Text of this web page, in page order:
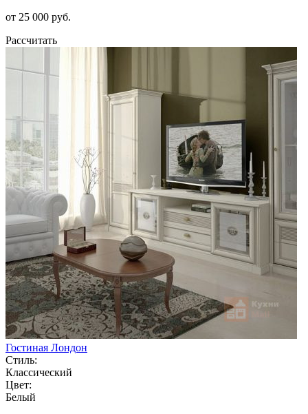
от 25 000 руб.
Рассчитать
Гостиная Лондон
Стиль:
Классический
Цвет:
Белый